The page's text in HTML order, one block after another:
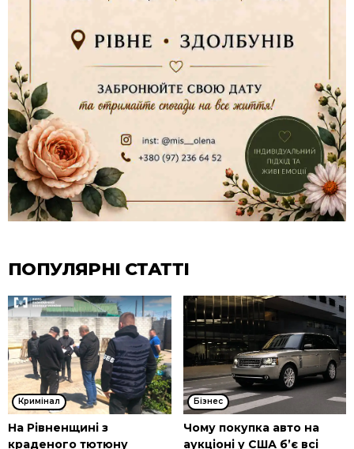
ПОПУЛЯРНІ СТАТТІ
Кримінал
На Рівненщині з
краденого тютюну
Бізнес
Чому покупка авто на
аукціоні у США б’є всі